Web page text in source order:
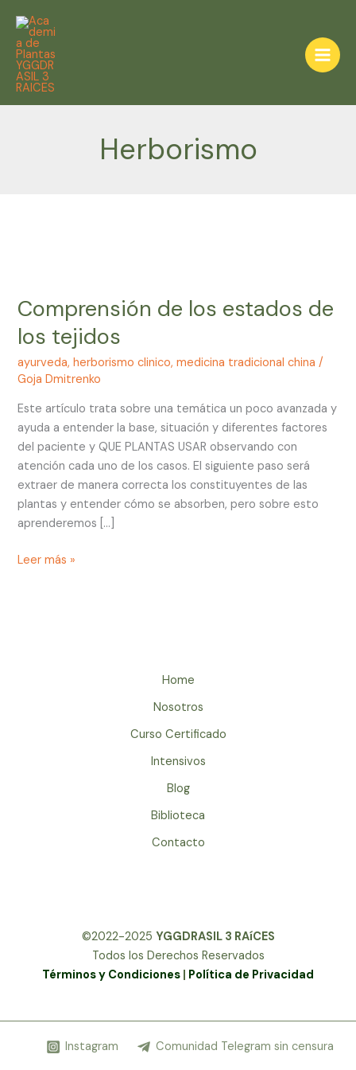
contenido
Herborismo
Comprensión de los estados de
los tejidos
ayurveda,herborismo clinico,medicina tradicional china /
Goja Dmitrenko
Este artículo trata sobre una temática un poco avanzada y
ayuda a entender la base, situación y diferentes factores
del paciente y QUE PLANTAS USAR observando con
atención cada uno de los casos. El siguiente paso será
extraer de manera correcta los constituyentes de las
plantas y entender cómo se absorben, pero sobre esto
aprenderemos […]
los
de
los
tejidos
Leer más »
Home
Nosotros
Curso Certificado
Intensivos
Blog
Biblioteca
Contacto
©2022-2025 YGGDRASIL 3 RAíCES
Todos los Derechos Reservados
Términos y Condiciones | Política de Privacidad
Instagram Comunidad Telegram sin censura